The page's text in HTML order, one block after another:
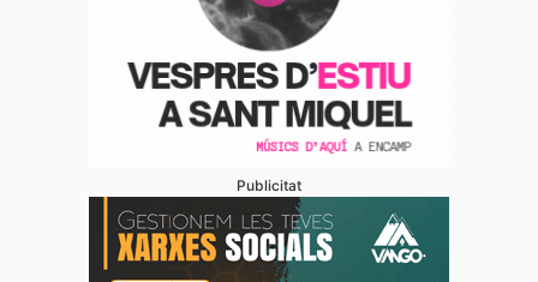
Publicitat